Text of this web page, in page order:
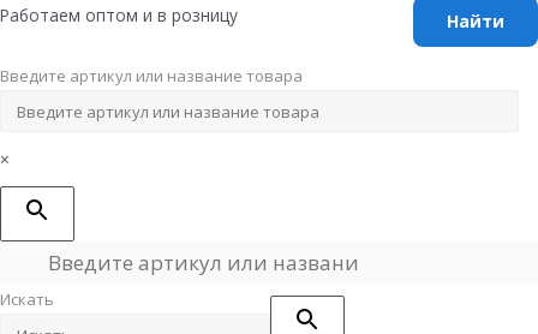
Перейти
содержимому
Работаем оптом и в розницу
Введите артикул или название товара
×
Искать